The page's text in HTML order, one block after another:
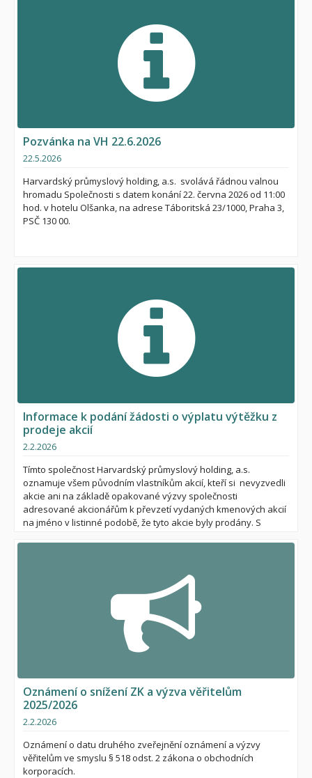
Pozvánka na VH 22.6.2026
22.5.2026
Harvardský průmyslový holding, a.s. svolává řádnou valnou
hromadu Společnosti s datem konání 22. června 2026 od 11:00
hod. v hotelu Olšanka, na adrese Táboritská 23/1000, Praha 3,
PSČ 130 00.
Informace k podání žádosti o výplatu výtěžku z
prodeje akcií
2.2.2026
Tímto společnost Harvardský průmyslový holding, a.s.
oznamuje všem původním vlastníkům akcií, kteří si nevyzvedli
akcie ani na základě opakované výzvy společnosti
adresované akcionářům k převzetí vydaných kmenových akcií
na jméno v listinné podobě, že tyto akcie byly prodány. S
informuje původní vlastníky akcií (žadatele), že je možné
uplatnit nárok na výtěžek z prodeje jejich akcií.
Společnost stanovila částku výtěžku z prodeje nepřevzatých
akcií připadající na jednu akcii po započtení pohledávek, tj.
čistý výtěžek z prodeje akcií i výplatě ve výši 19,90 Kč na jednu
Více informací k možnosti požádat si o výtěžek zpeněžení
prodeje-akcii/.
Oznámení o snížení ZK a výzva věřitelům
2025/2026
2.2.2026
Oznámení o datu druhého zveřejnění oznámení a výzvy
věřitelům ve smyslu § 518 odst. 2 zákona o obchodních
korporacích.